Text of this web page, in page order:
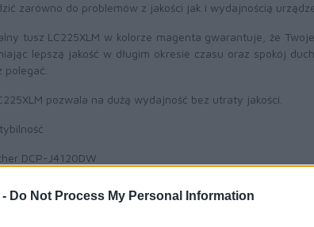
Do Not Process My Personal Information
zarówno do problemów z jakości jak i wydajnością
tusz LC225XLM w kolorze magenta gwarantuje, że
lepszą jakość w długim okresie czasu oraz spokój
polegać.
pozwala na dużą wydajność bez utraty jakości.
DCP-J4120DW
MFC-J4420DW